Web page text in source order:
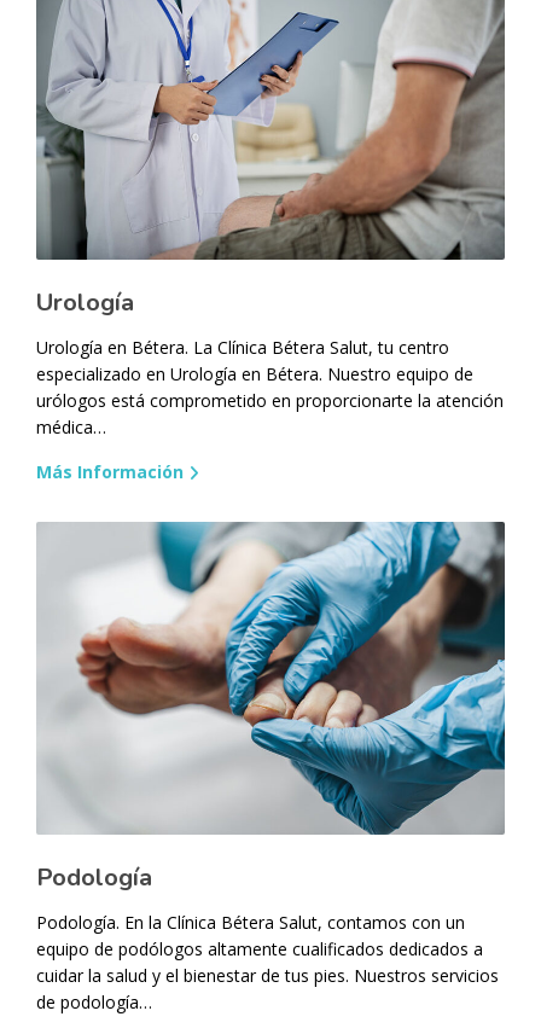
Urología
Urología en Bétera. La Clínica Bétera Salut, tu centro
especializado en Urología en Bétera. Nuestro equipo de
urólogos está comprometido en proporcionarte la atención
médica…
Más Información
Podología
Podología. En la Clínica Bétera Salut, contamos con un
equipo de podólogos altamente cualificados dedicados a
cuidar la salud y el bienestar de tus pies. Nuestros servicios
de podología…